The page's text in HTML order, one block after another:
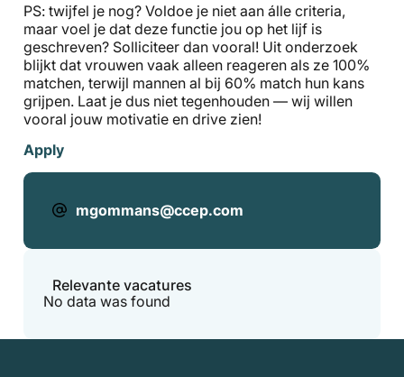
PS: twijfel je nog? Voldoe je niet aan álle criteria,
maar voel je dat deze functie jou op het lijf is
geschreven? Solliciteer dan vooral! Uit onderzoek
blijkt dat vrouwen vaak alleen reageren als ze 100%
matchen, terwijl mannen al bij 60% match hun kans
grijpen. Laat je dus niet tegenhouden — wij willen
vooral jouw motivatie en drive zien!
Apply
mgommans@ccep.com
Relevante vacatures
No data was found